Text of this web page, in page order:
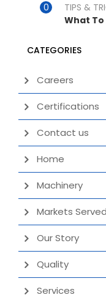
TIPS &
What
CATEGORIES
Careers
Certifications
Contact us
Home
Machinery
Markets Served
Our Story
Quality
Services